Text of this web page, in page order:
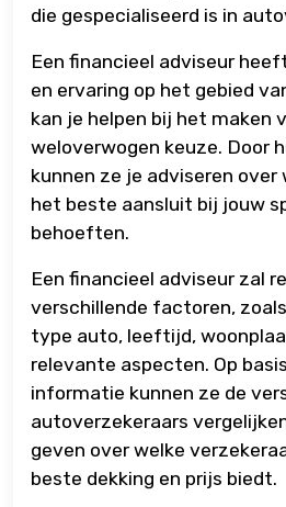
die gespecialiseerd is in
Een financieel adviseur
en ervaring op het gebied
kan je helpen bij het maken
weloverwogen keuze. Door
kunnen ze je adviseren over
het beste aansluit bij jouw
behoeften.
Een financieel adviseur zal
verschillende factoren,
type auto, leeftijd,
relevante aspecten. Op
informatie kunnen ze de
autoverzekeraars
geven over welke
beste dekking en prijs biedt.